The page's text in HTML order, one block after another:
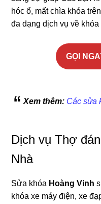
hóc ổ, mất chìa khóa
đa dạng dịch vụ về khóa
GỌI
Xem thêm: Các sửa
Dịch vụ Thợ
Nhà
Sửa khóa Hoàng Vinh
khóa xe máy điện, xe